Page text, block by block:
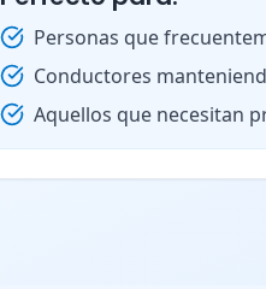
Personas que
Conductores
Aquellos que necesitan